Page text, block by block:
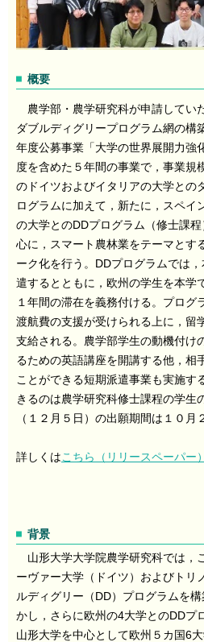
概要
農学部・農学研究科が申請してい
ダブルディグリープログラム網の構
年度公募事業「大学の世界展開力強
度を含めた５年間の事業で，事業規
のドイツおよびイタリアの大学との
ログラムに加えて，新たに，スペイ
の大学とのDDプログラム（修士課
心に，スマート農林業をテーマとす
ーク化を行う。DDプログラムでは
遣するとともに，欧州の学生を本学
１年間の滞在を義務付ける。プログ
渡航費の支援が受けられる上に，留
支給される。農学部学生の動機付け
るための英語講座を開講する他，相
ことができる短期派遣事業も実施す
きるのは農学研究科修士課程の学生
（１２月５日）の出願期間は１０月
詳しくはこちら（リリースペーパー）
背景
山形大学大学院農学研究科では，
ーヴァー大学（ドイツ）およびトリ
ルディグリー（DD）プログラムを
かし，さらに欧州の4大学とのDDプ
山形大学を中心として欧州５カ国6